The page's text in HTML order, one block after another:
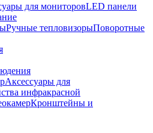
для мониторовLED панели
Ручные тепловизорыПоворотные
Аксессуары для
инфракрасной
Кронштейны и